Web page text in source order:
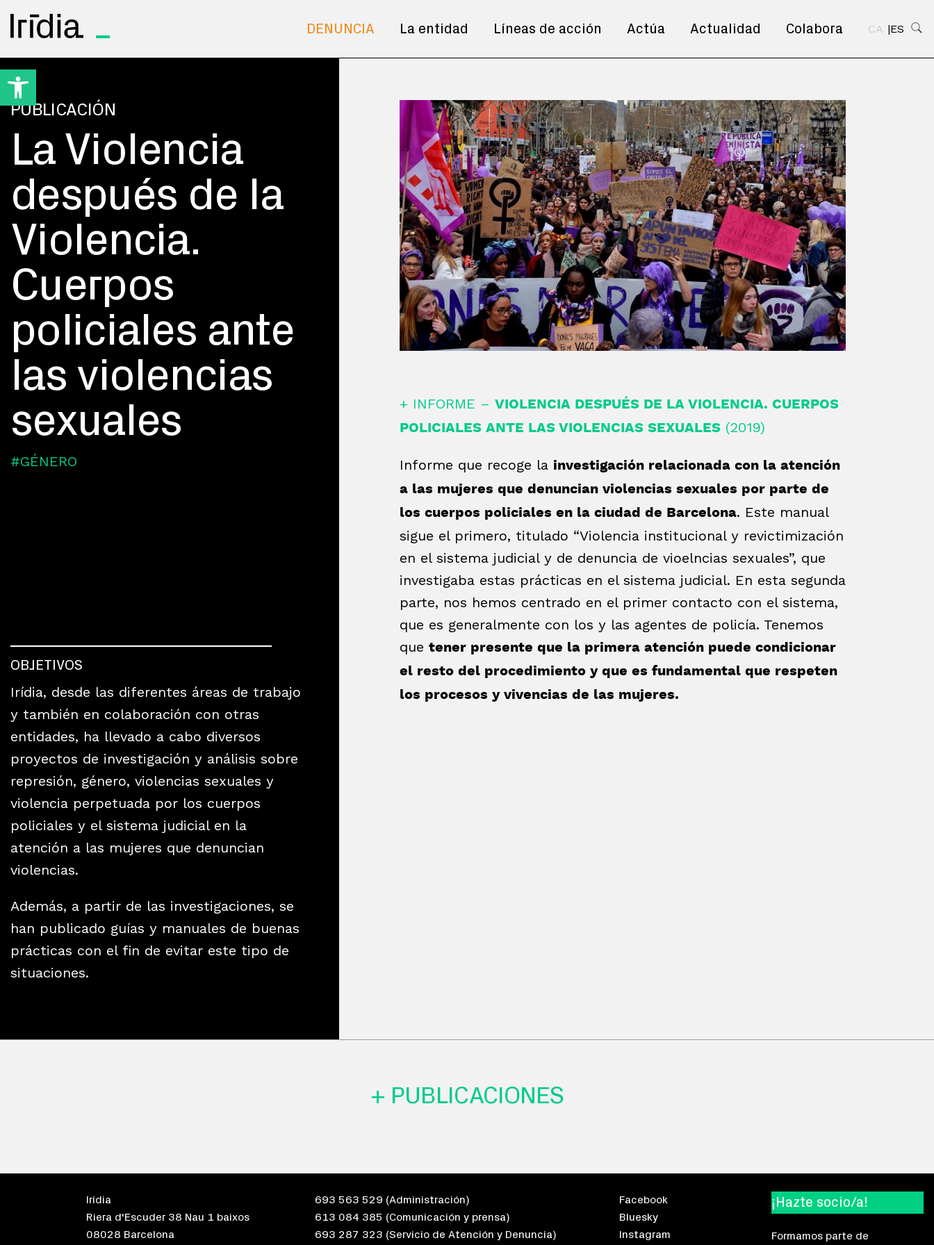
Open toolbar
Irídia DENUNCIA La entidad Líneas de acción Actúa Actualidad Colabora CA ES
PUBLICACIÓN
La Violencia
después de la
Violencia.
Cuerpos
policiales ante
las violencias
sexuales
#GÉNERO
OBJETIVOS
Irídia, desde las diferentes áreas de trabajo
y también en colaboración con otras
entidades, ha llevado a cabo diversos
proyectos de investigación y análisis sobre
represión, género, violencias sexuales y
violencia perpetuada por los cuerpos
policiales y el sistema judicial en la
atención a las mujeres que denuncian
violencias.
Además, a partir de las investigaciones, se
han publicado guías y manuales de buenas
prácticas con el fin de evitar este tipo de
situaciones.
+ INFORME – VIOLENCIA DESPUÉS DE LA VIOLENCIA. CUERPOS
POLICIALES ANTE LAS VIOLENCIAS SEXUALES(2019)
Informe que recoge la investigación relacionada con la atención
a las mujeres que denuncian violencias sexuales por parte de
los cuerpos policiales en la ciudad de Barcelona. Este manual
sigue el primero, titulado “Violencia institucional y revictimización
en el sistema judicial y de denuncia de vioelncias sexuales”, que
investigaba estas prácticas en el sistema judicial. En esta segunda
parte, nos hemos centrado en el primer contacto con el sistema,
que es generalmente con los y las agentes de policía. Tenemos
que tener presente que la primera atención puede condicionar
el resto del procedimiento y que es fundamental que respeten
los procesos y vivencias de las mujeres.
+ PUBLICACIONES
Irídia
Riera d'Escuder 38 Nau 1 baixos
08028 Barcelona
693 563 529 (Administración)
613 084 385 (Comunicación y prensa)
693 287 323 (Servicio de Atención y Denuncia)
Facebook
Bluesky
Instagram
¡Hazte socio/a!
Formamos parte de